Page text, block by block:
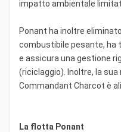
impatto ambientale
Ponant ha inoltre
combustibile pesante, ha
e assicura una gestione
(riciclaggio). Inoltre, la sua
Commandant Charcot è
La flotta Ponant